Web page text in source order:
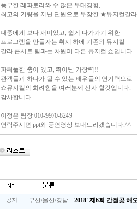
풍부한 레파토리와 수 많은 무대경험,
최고의 기량을 지닌 단원으로 무장한 ★뮤지컬갈
대중에게 보다 재미있고, 쉽게 다가가기 위한
프로그램을 만들자는 취지 하에 기존의 뮤지컬
갈라 콘서트 팀과는 차원이 다른 뮤지컬 쇼입니다.
파워풀한 춤이 있고, 뛰어난 가창력!!
관객들과 하나가 될 수 있는 배우들의 연기력으로
쇼뮤지컬의 화려함을 여러분께 선사 할것입니다.
감사합니다.
이정은 팀장 010-9970-8249
연락주시면 ppt와 공연영상 보내드리겠습니다.^^
공지 부산/울산/경남 2018' 제6회 간절곶 해